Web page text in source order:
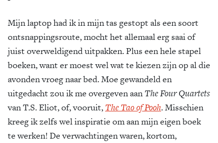
Mijn laptop had ik in mijn tas gestopt als een soort
ontsnappingsroute, mocht het allemaal erg saai of
juist overweldigend uitpakken. Plus een hele stapel
boeken, want er moest wel wat te kiezen zijn op al die
avonden vroeg naar bed. Moe gewandeld en
uitgedacht zou ik me overgeven aan The Four Quartets
van T.S. Eliot, of, vooruit, The Tao of Pooh. Misschien
kreeg ik zelfs wel inspiratie om aan mijn eigen boek
te werken! De verwachtingen waren, kortom,